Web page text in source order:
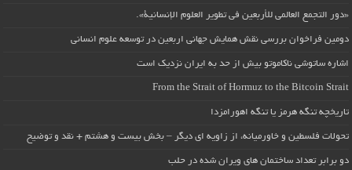
«دور التجمع العالمي للأربعين في تطوير العلوم الإنسانية».
دومین فراخوان بررسی نقش همایش جهانی اربعین در توسعه علوم انسانی
اشاره ساتوشی ناکاموتو بیش از حد به ایران نزدیک است
From the Strait of Hormuz to the Bitcoin Strait
تاریخچه تنگه هرمز یا تنگه اهورامزدا
تحولات فلسطین و خاورمیانه، از زاویه ای دیگر – بخش بیست و هشتم + نقد و توضیح
دو برابر تعداد ساختمان های ویران شده در حلب